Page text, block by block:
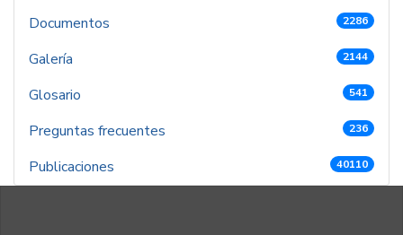
Documentos 2286
Galería 2144
Glosario 541
Preguntas frecuentes 236
Publicaciones 40110